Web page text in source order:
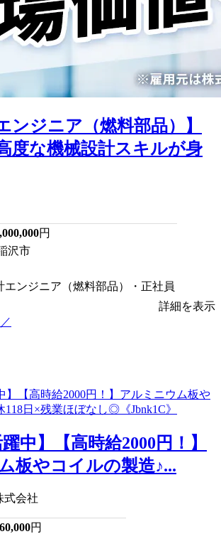
ンジニア（燃料部品）】
度な機械設計スキルが身
円
沢市
エンジニア（燃料部品）・正社員
詳細を表示
躍中】【高時給2000円！】
板やコイルの製造♪...
式会社
円